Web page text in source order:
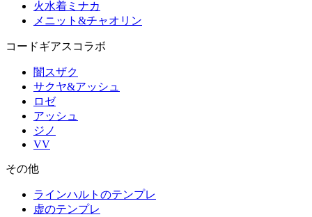
火水着ミナカ
メニット&チャオリン
コードギアスコラボ
闇スザク
サクヤ&アッシュ
ロゼ
アッシュ
ジノ
VV
その他
ラインハルトのテンプレ
虚のテンプレ